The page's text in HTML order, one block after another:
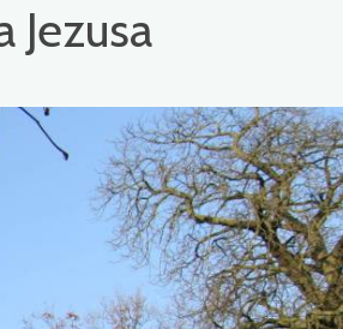
Jezusa